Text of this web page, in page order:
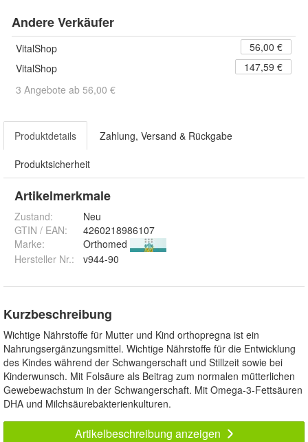
Andere Verkäufer
VitalShop
56,00 €
VitalShop
147,59 €
3 Angebote ab 56,00 €
Produktdetails Zahlung, Versand & Rückgabe
Produktsicherheit
Artikelmerkmale
Zustand:
Neu
GTIN / EAN:
4260218986107
Marke:
Orthomed
Hersteller Nr.:
v944-90
Kurzbeschreibung
Wichtige Nährstoffe für Mutter und Kind orthopregna ist ein
Nahrungsergänzungsmittel. Wichtige Nährstoffe für die Entwicklung
des Kindes während der Schwangerschaft und Stillzeit sowie bei
Kinderwunsch. Mit Folsäure als Beitrag zum normalen mütterlichen
Gewebewachstum in der Schwangerschaft. Mit Omega-3-Fettsäuren
DHA und Milchsäurebakterienkulturen.
Artikelbeschreibung anzeigen